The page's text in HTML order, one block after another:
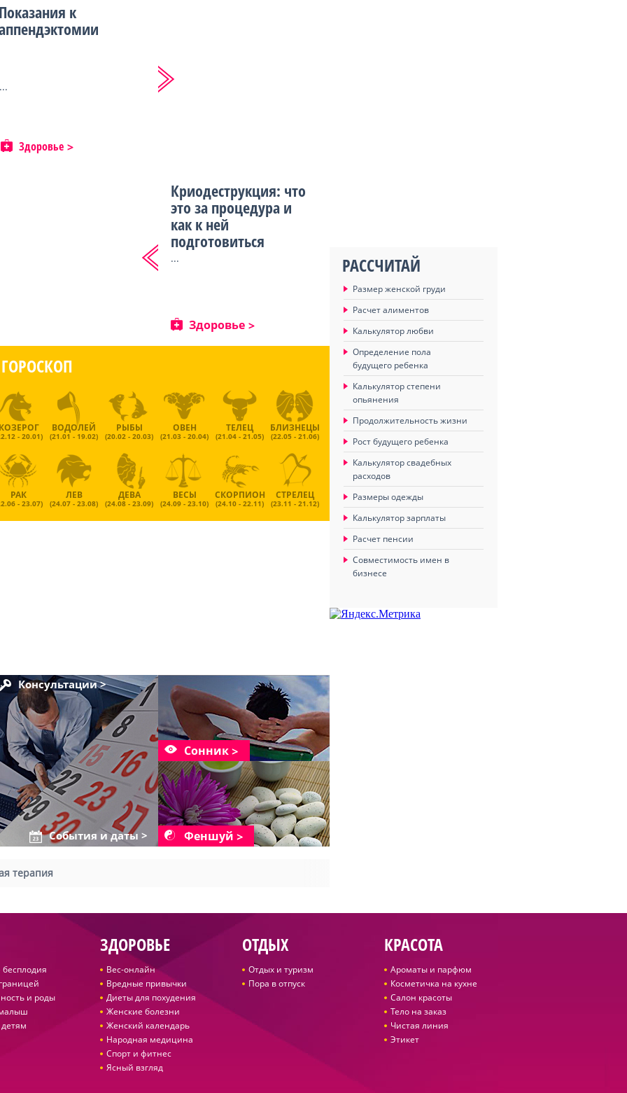
к
...
Здоровье
Криодеструкция: что
это за процедура и
как к ней
подготовиться
...
Здоровье
ГОРОСКОП
- 20.01)
ВОДОЛЕЙ
(21.01 - 19.02)
РЫБЫ
(20.02 - 20.03)
ОВЕН
(21.03 - 20.04)
ТЕЛЕЦ
(21.04 - 21.05)
БЛИЗНЕЦЫ
(22.05 - 21.06)
РАК
- 23.07)
ЛЕВ
(24.07 - 23.08)
ДЕВА
(24.08 - 23.09)
ВЕСЫ
(24.09 - 23.10)
СКОРПИОН
(24.10 - 22.11)
СТРЕЛЕЦ
(23.11 - 21.12)
Консультации >
События и даты >
Сонник
Феншуй
терапия
РАССЧИТАЙ
Размер женской груди
Расчет алиментов
Калькулятор любви
Определение пола
будущего ребенка
Калькулятор степени
опьянения
Продолжительность жизни
Рост будущего ребенка
Калькулятор свадебных
расходов
Размеры одежды
Калькулятор зарплаты
Расчет пенсии
Совместимость имен в
бизнесе
и роды
ЗДОРОВЬЕ
Вес-онлайн
Вредные привычки
Диеты для похудения
Женские болезни
Женский календарь
Народная медицина
Спорт и фитнес
Ясный взгляд
ОТДЫХ
Отдых и туризм
Пора в отпуск
КРАСОТА
Ароматы и парфюм
Косметичка на кухне
Салон красоты
Тело на заказ
Чистая линия
Этикет